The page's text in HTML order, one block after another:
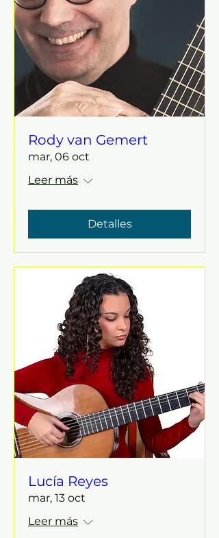
Rody van Gemert
mar, 06 oct
Leer más
Detalles
Lucía Reyes
mar, 13 oct
Leer más